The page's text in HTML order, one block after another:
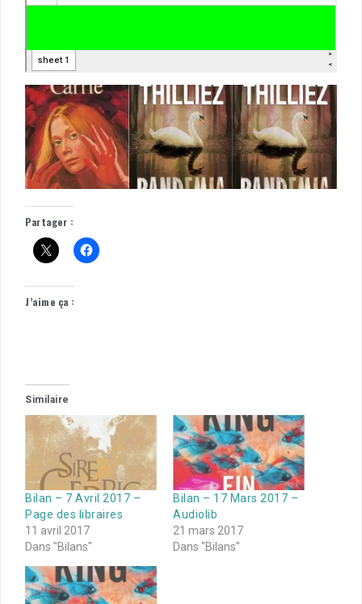
Partager :
J’aime ça :
Similaire
Bilan – 7 Avril 2017 –
Page des libraires
11 avril 2017
Dans "Bilans"
Bilan – 17 Mars 2017 –
Audiolib
21 mars 2017
Dans "Bilans"